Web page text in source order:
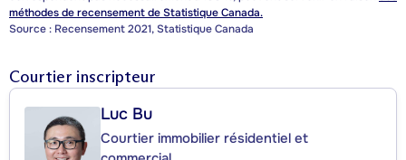
méthodes de recensement de Statistique Canada.
Source : Recensement 2021, Statistique Canada
Courtier inscripteur
Luc Bu
Courtier immobilier résidentiel et